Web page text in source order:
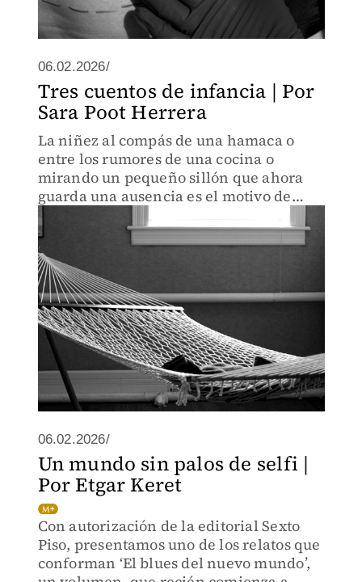
06.02.2026/
Tres cuentos de infancia | Por
Sara Poot Herrera
La niñez al compás de una hamaca o
entre los rumores de una cocina o
mirando un pequeño sillón que ahora
guarda una ausencia es el motivo de
estas viñetas que se mueven con
extrañeza y precisión.
06.02.2026/
Un mundo sin palos de selfi |
Por Etgar Keret
Con autorización de la editorial Sexto
Piso, presentamos uno de los relatos que
conforman ‘El blues del nuevo mundo’,